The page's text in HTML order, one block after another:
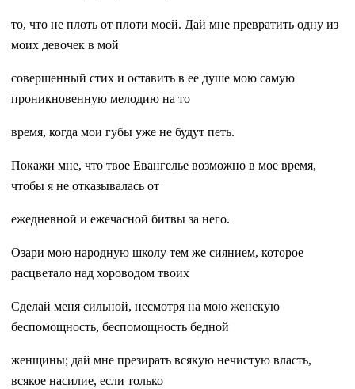
то, что не плоть от плоти моей. Дай мне превратить одну из
моих девочек в мой
совершенный стих и оставить в ее душе мою самую
проникновенную мелодию на то
время, когда мои губы уже не будут петь.
Покажи мне, что твое Евангелье возможно в мое время,
чтобы я не отказывалась от
ежедневной и ежечасной битвы за него.
Озари мою народную школу тем же сиянием, которое
расцветало над хороводом твоих
Сделай меня сильной, несмотря на мою женскую
беспомощность, беспомощность бедной
женщины; дай мне презирать всякую нечистую власть,
всякое насилие, если только